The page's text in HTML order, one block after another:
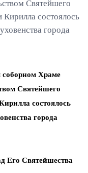
Святейшего
состоялось
города
соборном Храме
Святейшего
состоялось
города
Его Святейшества